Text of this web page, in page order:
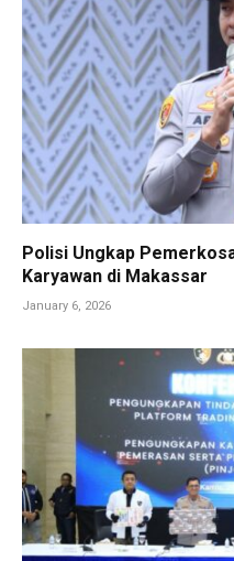
Polisi Ungkap
Karyawan di Makassar
January 6, 2026